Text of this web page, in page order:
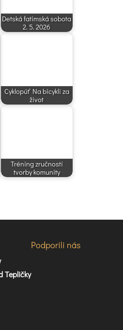
Detská fatimská sobota
2. 5. 2026
Cyklopúť Na bicykli za
život
Tréning zručností
tvorby komunity
Tepličky
Podporili nás